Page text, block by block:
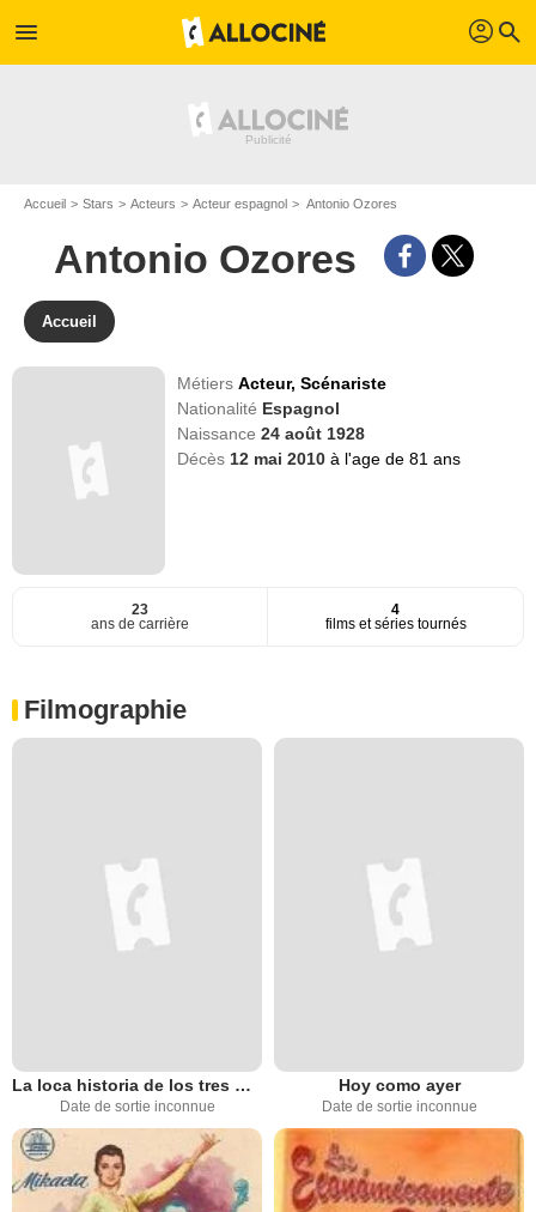
menu profil search
Accueil Stars Acteurs Acteur espagnol Antonio Ozores
Antonio Ozores
Accueil
MétiersActeur,Scénariste
Nationalité Espagnol
Naissance24 août 1928
Décès 12 mai 2010à l'age de 81 ans
23
ans de carrière
4
films et séries tournés
Filmographie
La loca historia de los tres mosqueteros
Date de sortie inconnue
Hoy como ayer
Date de sortie inconnue